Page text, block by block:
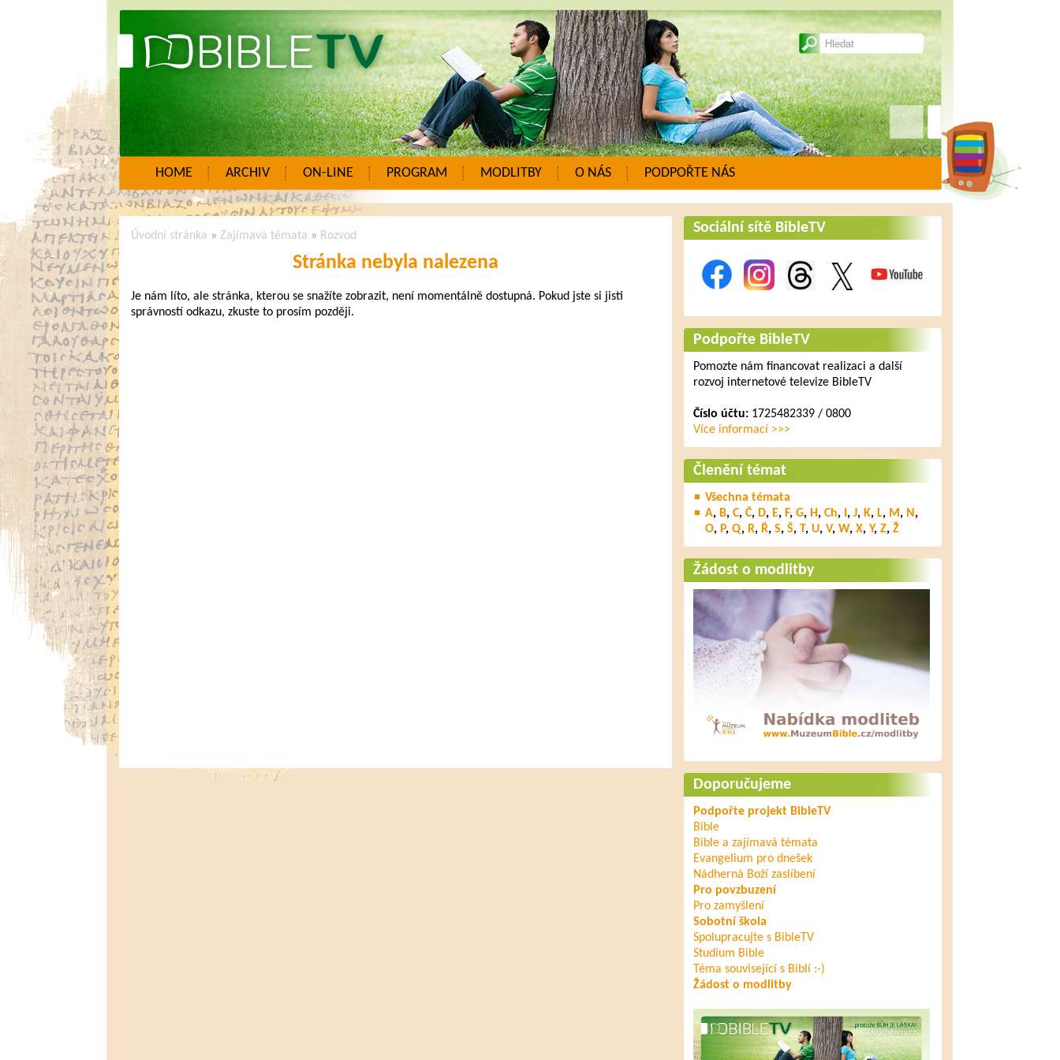
HOME ARCHIV ON-LINE PROGRAM MODLITBY O NÁS PODPOŘTE NÁS
Úvodní stránka » Zajímavá témata » Rozvod
Stránka nebyla nalezena
Je nám líto, ale stránka, kterou se snažíte zobrazit, není momentálně dostupná. Pokud jste si jisti
správností odkazu, zkuste to prosím později.
Sociální sítě BibleTV
Podpořte BibleTV
Pomozte nám financovat realizaci a další
rozvoj internetové televize BibleTV
Číslo účtu:1725482339 / 0800
Více informací >>>
Členění témat
Všechna témata
A, B, C, Č, D, E, F, G, H, Ch, , J, K, L, M, N ,
O, P, Q, R, Ř, S, Š, T, U, V, W, X, Y, Z, Ž
Žádost o modlitby
Doporučujeme
Podpořte projekt BibleTV
Bible
Bible a zajímavá témata
Evangelium pro dnešek
Nádherná Boží zaslíbení
Pro povzbuzení
Pro zamyšlení
Sobotní škola
Spolupracujte s BibleTV
Studium Bible
Téma související s Biblí :-)
Žádost o modlitby